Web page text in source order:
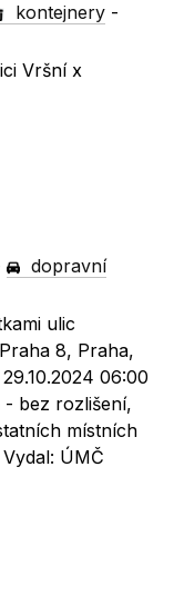
kontejnery -
Vršní x
dopravní
ulic
8, Praha,
06:00
- bez rozlišení,
místních
ÚMČ